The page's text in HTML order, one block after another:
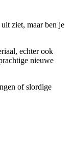
ziet, maar ben je
echter ook
nieuwe
of slordige